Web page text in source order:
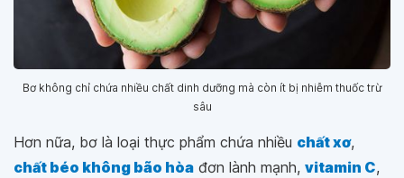
Bơ không chỉ chứa nhiều chất dinh dưỡng mà còn ít bị nhiễm thuốc trừ
sâu
Hơn nữa, bơ là loại thực phẩm chứa nhiều chất xơ,
chất béo không bão hòa đơn lành mạnh, vitamin C,